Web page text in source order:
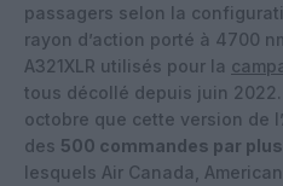
passagers selon la
rayon d’action porté à 4700
A321XLR utilisés pour la
tous décollé depuis juin
octobre que cette version de
des 500 commandes par
lesquels Air Canada,